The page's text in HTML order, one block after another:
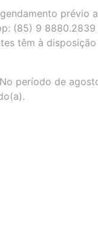
prévio
(85) 9
têm à
período de